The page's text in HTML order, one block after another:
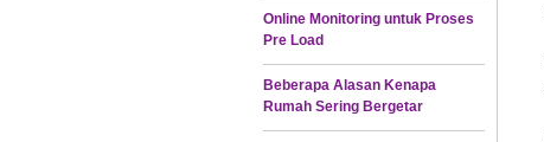
Online Monitoring untuk Proses
Pre Load
Beberapa Alasan Kenapa
Rumah Sering Bergetar